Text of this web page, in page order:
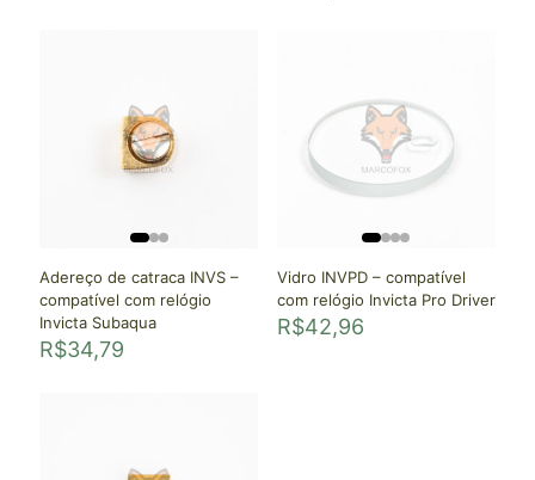
Adereço de catraca INVS –
compatível com relógio
Invicta Subaqua
R$34,79
Vidro INVPD – compatível
com relógio Invicta Pro Driver
R$42,96